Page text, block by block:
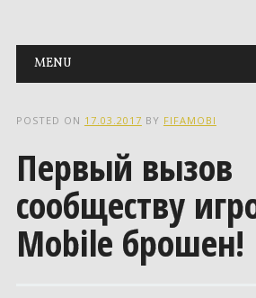
Main menu
Skip to content
MENU
POSTED ON 17.03.2017 BY FIFAMOBI
Первый вызов
сообществу
Mobile брошен!